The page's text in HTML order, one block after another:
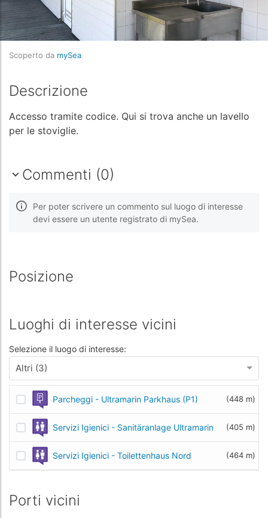
Scoperto da mySea
Descrizione
Accesso tramite codice. Qui si trova anche un lavello
per le stoviglie.
Commenti (0)
Per poter scrivere un commento sul luogo di interesse
devi essere un utente registrato di mySea.
Posizione
Luoghi di interesse vicini
Selezione il luogo di interesse:
Altri (3)
Parcheggi - Ultramarin Parkhaus (P1) (448 m)
Servizi Igienici - Sanitäranlage Ultramarin (405 m)
Servizi Igienici - Toilettenhaus Nord (464 m)
Porti vicini